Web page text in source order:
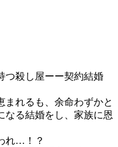
つ殺し屋ーー契約結婚
まれるも、余命わずかと
る結婚をし、家族に恩
れ…！？